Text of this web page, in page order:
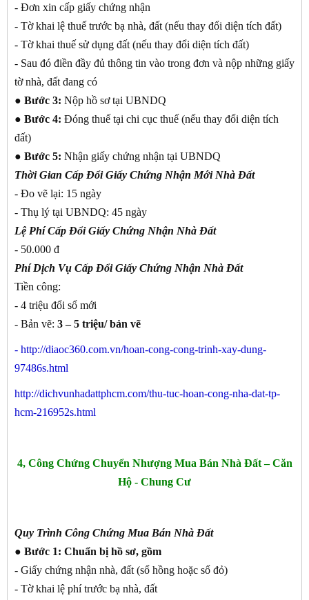
- Đơn xin cấp giấy chứng nhận
- Tờ khai lệ thuế trước bạ nhà, đất (nếu thay đổi diện tích đất)
- Tờ khai thuế sử dụng đất (nếu thay đổi diện tích đất)
- Sau đó điền đầy đủ thông tin vào trong đơn và nộp những giấy
tờ nhà, đất đang có
● Bước 3: Nộp hồ sơ tại UBNDQ
● Bước 4: Đóng thuế tại chi cục thuế (nếu thay đổi diện tích
đất)
● Bước 5: Nhận giấy chứng nhận tại UBNDQ
Thời Gian Cấp Đổi Giấy Chứng Nhận Mới Nhà Đất
- Đo vẽ lại: 15 ngày
- Thụ lý tại UBNDQ: 45 ngày
Lệ Phí Cấp Đổi Giấy Chứng Nhận Nhà Đất
- 50.000 đ
Phí Dịch Vụ Cấp Đổi Giấy Chứng Nhận Nhà Đất
Tiền công:
- 4 triệu đổi sổ mới
- Bản vẽ: 3 – 5 triệu/ bản vẽ
- http://diaoc360.com.vn/hoan-cong-cong-trinh-xay-dung-
97486s.html
http://dichvunhadattphcm.com/thu-tuc-hoan-cong-nha-dat-tp-
hcm-216952s.html
4, Công Chứng Chuyển Nhượng Mua Bán Nhà Đất – Căn
Hộ - Chung Cư
Quy Trình Công Chứng Mua Bán Nhà Đất
● Bước 1: Chuẩn bị hồ sơ, gồm
- Giấy chứng nhận nhà, đất (sổ hồng hoặc sổ đỏ)
- Tờ khai lệ phí trước bạ nhà, đất